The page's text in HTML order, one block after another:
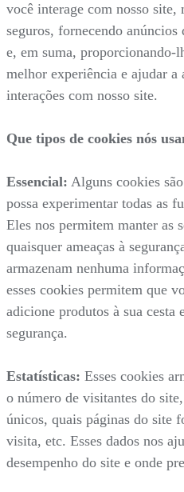
você interage com nosso site,
seguros, fornecendo anúncios
e, em suma, proporcionando-
melhor experiência e ajudar a
interações com nosso site.
Que tipos de cookies nós
Essencial: Alguns cookies
possa experimentar todas as
Eles nos permitem manter as
quaisquer ameaças à
armazenam nenhuma
esses cookies permitem que
adicione produtos à sua
segurança.
Estatísticas: Esses cookies
o número de visitantes do
únicos, quais páginas do site
visita, etc. Esses dados nos
desempenho do site e onde